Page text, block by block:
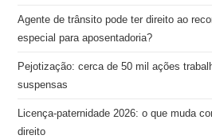
Agente de trânsito pode ter direito ao
especial para aposentadoria?
Pejotização: cerca de 50 mil ações
suspensas
Licença-paternidade 2026: o que muda
direito